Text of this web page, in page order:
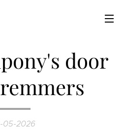
door
05-2026